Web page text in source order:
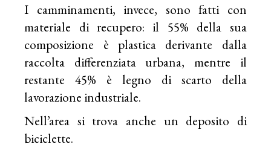
I camminamenti, invece, sono fatti con
materiale di recupero: il 55% della sua
composizione è plastica derivante dalla
raccolta differenziata urbana, mentre il
restante 45% è legno di scarto della
lavorazione industriale.
Nell’area si trova anche un deposito di
biciclette.